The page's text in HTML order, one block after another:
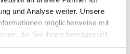
und Analyse weiter. Unsere
möglicherweise mit
die Sie ihnen bereitgestellt
und Baufahrzeuge und
an den Anlagen